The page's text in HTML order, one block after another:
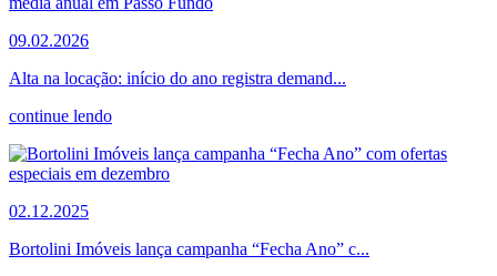
09.02.2026
Alta na locação: início do ano registra demand...
continue lendo
02.12.2025
Bortolini Imóveis lança campanha “Fecha Ano” c...